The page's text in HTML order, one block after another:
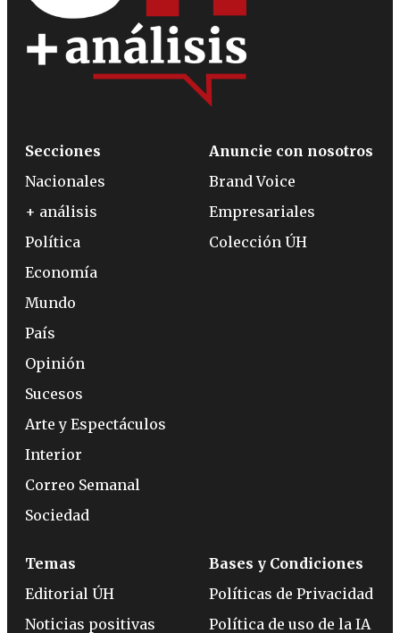
Secciones
Nacionales
+ análisis
Política
Economía
Mundo
País
Opinión
Sucesos
Arte y Espectáculos
Interior
Correo Semanal
Sociedad
Anuncie con nosotros
Brand Voice
Empresariales
Colección ÚH
Temas
Editorial ÚH
Noticias positivas
Bases y Condiciones
Políticas de Privacidad
Política de uso de la IA